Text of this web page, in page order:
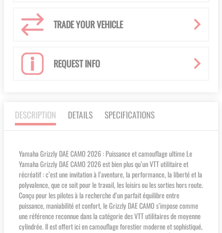
TRADE YOUR VEHICLE
REQUEST INFO
DESCRIPTION DETAILS SPECIFICATIONS
Yamaha Grizzly DAE CAMO 2026 : Puissance et camouflage ultime Le
Yamaha Grizzly DAE CAMO 2026 est bien plus qu’un VTT utilitaire et
récréatif : c’est une invitation à l’aventure, la performance, la liberté et la
polyvalence, que ce soit pour le travail, les loisirs ou les sorties hors route.
Conçu pour les pilotes à la recherche d’un parfait équilibre entre
puissance, maniabilité et confort, le Grizzly DAE CAMO s’impose comme
une référence reconnue dans la catégorie des VTT utilitaires de moyenne
cylindrée. Il est offert ici en camouflage forestier moderne et sophistiqué,